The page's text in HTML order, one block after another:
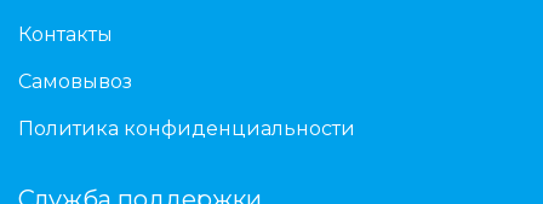
Контакты
Самовывоз
Политика конфиденциальности